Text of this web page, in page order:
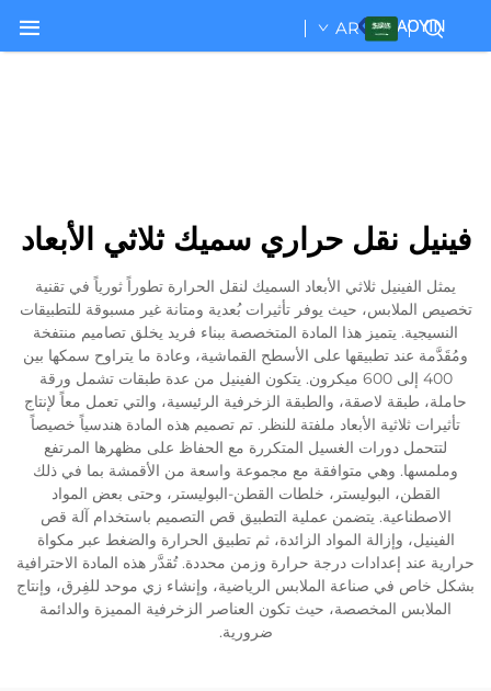
AR
فينيل نقل حراري سميك ثلاثي الأبعاد
يمثل الفينيل ثلاثي الأبعاد السميك لنقل الحرارة تطوراً ثورياً في تقنية
تخصيص الملابس، حيث يوفر تأثيرات بُعدية ومتانة غير مسبوقة للتطبيقات
النسيجية. يتميز هذا المادة المتخصصة ببناء فريد يخلق تصاميم منتفخة
ومُقَدَّمة عند تطبيقها على الأسطح القماشية، وعادة ما يتراوح سمكها بين
400 إلى 600 ميكرون. يتكون الفينيل من عدة طبقات تشمل ورقة
حاملة، طبقة لاصقة، والطبقة الزخرفية الرئيسية، والتي تعمل معاً لإنتاج
تأثيرات ثلاثية الأبعاد ملفتة للنظر. تم تصميم هذه المادة هندسياً خصيصاً
لتتحمل دورات الغسيل المتكررة مع الحفاظ على مظهرها المرتفع
وملمسها. وهي متوافقة مع مجموعة واسعة من الأقمشة بما في ذلك
القطن، البوليستر، خلطات القطن-البوليستر، وحتى بعض المواد
الاصطناعية. يتضمن عملية التطبيق قص التصميم باستخدام آلة قص
الفينيل، وإزالة المواد الزائدة، ثم تطبيق الحرارة والضغط عبر مكواة
حرارية عند إعدادات درجة حرارة وزمن محددة. تُقدَّر هذه المادة الاحترافية
بشكل خاص في صناعة الملابس الرياضية، وإنشاء زي موحد للفِرق، وإنتاج
الملابس المخصصة، حيث تكون العناصر الزخرفية المميزة والدائمة
ضرورية.